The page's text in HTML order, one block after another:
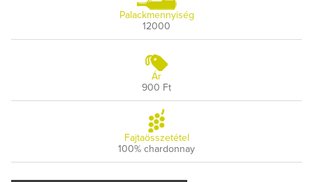
Palackmennyiség
12000
Ár
900 Ft
Fajtaösszetétel
100% chardonnay